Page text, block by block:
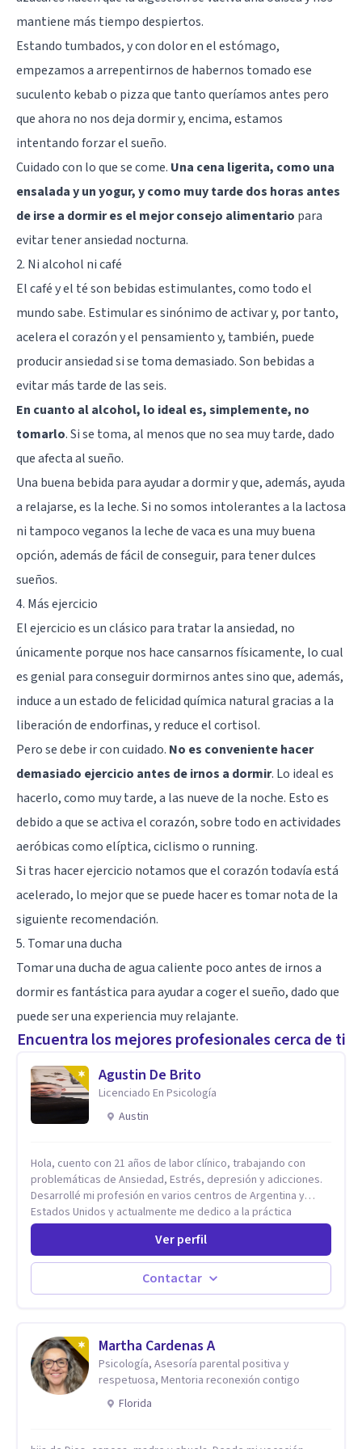
mantiene más tiempo despiertos.
Estando tumbados, y con dolor en el estómago,
empezamos a arrepentirnos de habernos tomado ese
suculento kebab o pizza que tanto queríamos antes pero
que ahora no nos deja dormir y, encima, estamos
intentando forzar el sueño.
Cuidado con lo que se come. Una cena ligerita, como una
ensalada y un yogur, y como muy tarde dos horas antes
de irse a dormir es el mejor consejo alimentario para
evitar tener ansiedad nocturna.
2. Ni alcohol ni café
El café y el té son bebidas estimulantes, como todo el
mundo sabe. Estimular es sinónimo de activar y, por tanto,
acelera el corazón y el pensamiento y, también, puede
producir ansiedad si se toma demasiado. Son bebidas a
evitar más tarde de las seis.
En cuanto al alcohol, lo ideal es, simplemente, no
tomarlo. Si se toma, al menos que no sea muy tarde, dado
que afecta al sueño.
Una buena bebida para ayudar a dormir y que, además, ayuda
a relajarse, es la leche. Si no somos intolerantes a la lactosa
ni tampoco veganos la leche de vaca es una muy buena
opción, además de fácil de conseguir, para tener dulces
sueños.
4. Más ejercicio
El ejercicio es un clásico para tratar la ansiedad, no
únicamente porque nos hace cansarnos físicamente, lo cual
es genial para conseguir dormirnos antes sino que, además,
induce a un estado de felicidad química natural gracias a la
liberación deendorfinas, y reduce el cortisol.
Pero se debe ir con cuidado. No es conveniente hacer
demasiado ejercicio antes de irnos a dormir. Lo ideal es
hacerlo, como muy tarde, a las nueve de la noche. Esto es
debido a que se activa el corazón, sobre todo en actividades
aeróbicas como elíptica, ciclismo o running.
Si tras hacer ejercicio notamos que el corazón todavía está
acelerado, lo mejor que se puede hacer es tomar nota de la
siguiente recomendación.
5. Tomar una ducha
Tomar una ducha de agua caliente poco antes de irnos a
dormir es fantástica para ayudar a coger el sueño, dado que
puede ser una experiencia muy relajante.
Encuentra los mejores profesionales cerca de ti
Agustin De Brito
Licenciado En Psicología
Austin
Hola, cuento con 21 años de labor clínico, trabajando con
problemáticas de Ansiedad, Estrés, depresión y adicciones.
Desarrollé mi profesión en varios centros de Argentina y
Estados Unidos y actualmente me dedico a la práctica
privada. Utilizo terapias cognitivas conductuales basadas en
evidencia científica con comprobados resultados. Los
objetivos terapéuticos están centrados en brindar
herramientas concretas para el cambio, que permitan
desarrollar nuevas habilidades y estrategias basadas en la
Ver perfil
Contactar
Martha Cardenas A
Psicología, Asesoría parental positiva y
respetuosa, Mentoria reconexión contigo
Florida